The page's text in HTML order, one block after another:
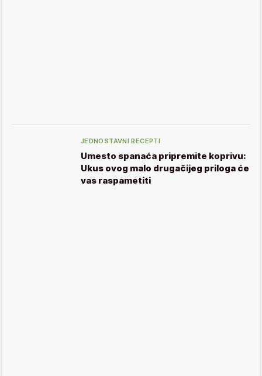
JEDNOSTAVNI RECEPTI
Umesto spanaća pripremite koprivu:
Ukus ovog malo drugačijeg priloga će
vas raspametiti